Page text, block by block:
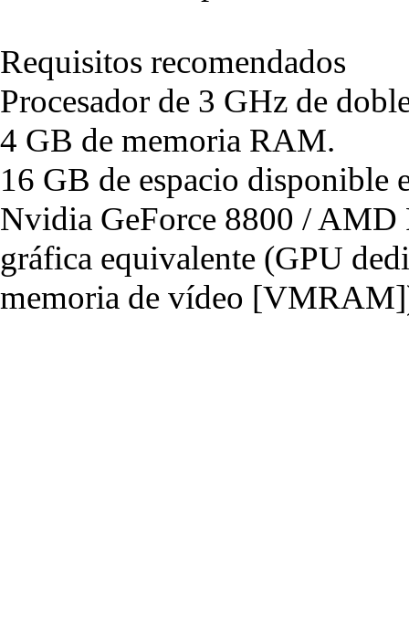
Requisitos recomendados
Procesador de 3 GHz de
4 GB de memoria RAM.
16 GB de espacio disponible
Nvidia GeForce 8800 / AMD
gráfica equivalente (GPU
memoria de vídeo